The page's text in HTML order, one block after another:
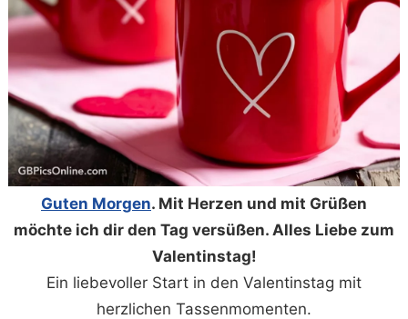
Guten Morgen. Mit Herzen und mit Grüßen
möchte ich dir den Tag versüßen. Alles Liebe zum
Valentinstag!
Ein liebevoller Start in den Valentinstag mit
herzlichen Tassenmomenten.